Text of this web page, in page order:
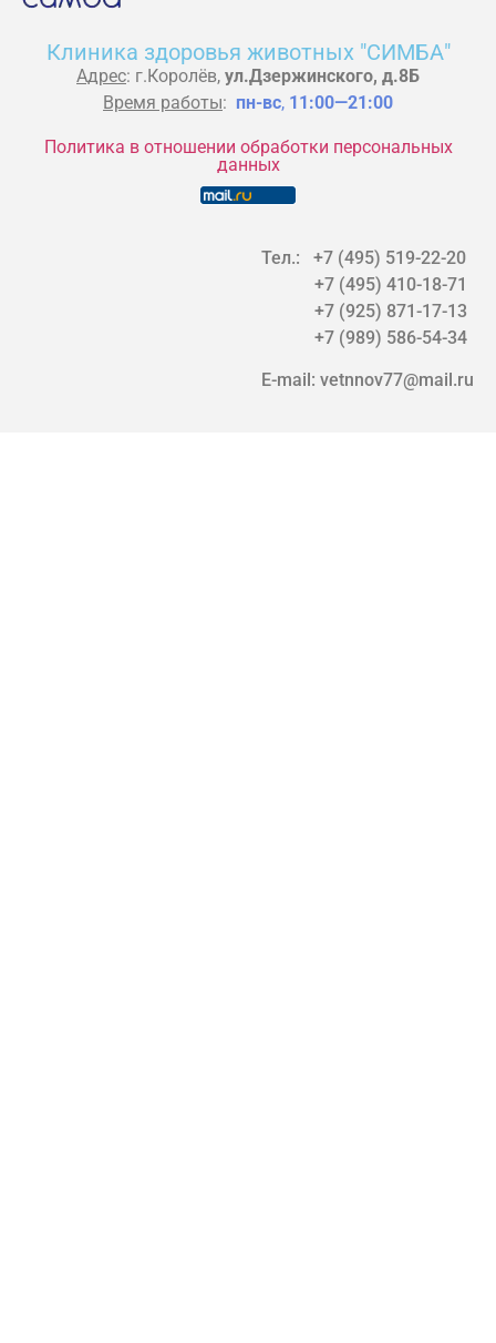
Клиника здоровья животных "СИМБА"
Адрес: г.Королёв, ул.Дзержинского, д.8Б
Время работы: пн-вс, 11:00—21:00
Политика в отношении обработки персональных
данных
Тел.: +7 (495) 519-22-20
+7 (495) 410-18-71
+7 (925) 871-17-13
+7 (989) 586-54-34
E-mail: vetnnov77@mail.ru